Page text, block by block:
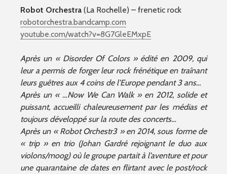
Robot Orchestra (La Rochelle) – frenetic rock
robotorchestra.bandcamp.com
youtube.com/watch?v=8G7GleEMxpE
Après un « Disorder Of Colors » édité en 2009, qui
leur a permis de forger leur rock frénétique en traînant
leurs guêtres aux 4 coins de l’Europe pendant 3 ans…
Après un « …Now We Can Walk » en 2012, solide et
puissant, accueilli chaleureusement par les médias et
toujours développé sur la route des concerts…
Après un « Robot Orchestr3 » en 2014, sous forme de
« trip » en trio (Johan Gardré rejoignant le duo aux
violons/moog) où le groupe partait à l’aventure et pour
une quarantaine de dates en flirtant avec le post/rock